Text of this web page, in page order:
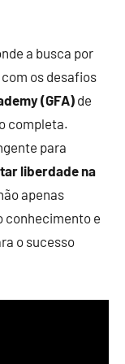
a busca por
os desafios
(GFA) de
completa.
para
liberdade na
apenas
conhecimento e
o sucesso